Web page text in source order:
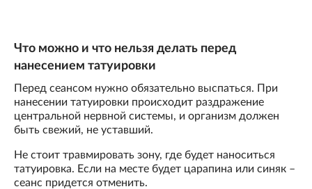
Что можно и что нельзя делать перед
нанесением татуировки
Перед сеансом нужно обязательно выспаться. При
нанесении татуировки происходит раздражение
центральной нервной системы, и организм должен
быть свежий, не уставший.
Не стоит травмировать зону, где будет наноситься
татуировка. Если на месте будет царапина или синяк –
сеанс придется отменить.